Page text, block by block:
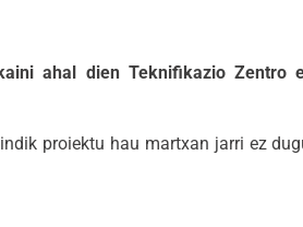
ahal dien Teknifikazio Zentro
proiektu hau martxan jarri ez